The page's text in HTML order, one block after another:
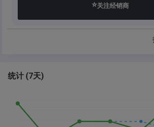
⭐关注经销商
统计 (7天)